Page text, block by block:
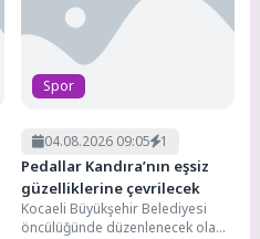
Spor
04.08.2026 09:05 1
Pedallar Kandıra’nın eşsiz
güzelliklerine çevrilecek
Kocaeli Büyükşehir Belediyesi
öncülüğünde düzenlenecek olan